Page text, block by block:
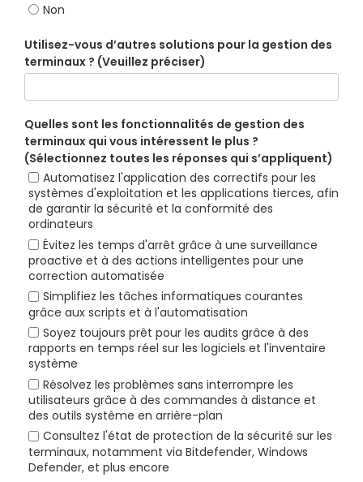
Non
Utilisez-vous d’autres solutions pour la gestion des
terminaux ? (Veuillez préciser)
Quelles sont les fonctionnalités de gestion des
terminaux qui vous intéressent le plus ?
(Sélectionnez toutes les réponses qui s’appliquent)
Automatisez l'application des correctifs pour les
systèmes d'exploitation et les applications tierces, afin
de garantir la sécurité et la conformité des
ordinateurs
Évitez les temps d'arrêt grâce à une surveillance
proactive et à des actions intelligentes pour une
correction automatisée
Simplifiez les tâches informatiques courantes
grâce aux scripts et à l'automatisation
Soyez toujours prêt pour les audits grâce à des
rapports en temps réel sur les logiciels et l'inventaire
système
Résolvez les problèmes sans interrompre les
utilisateurs grâce à des commandes à distance et
des outils système en arrière-plan
Consultez l'état de protection de la sécurité sur les
terminaux, notamment via Bitdefender, Windows
Defender, et plus encore